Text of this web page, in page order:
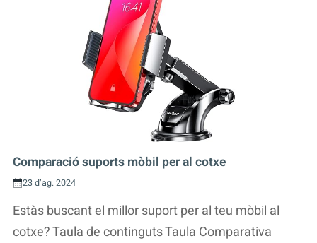
Comparació suports mòbil per al cotxe
23 d’ag. 2024
Estàs buscant el millor suport per al teu mòbil al
cotxe? Taula de continguts Taula Comparativa